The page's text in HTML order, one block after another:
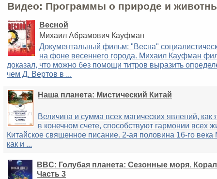
Видео: Программы о природе и
Весной
Михаил Абрамович Кауфман
Документальный фильм: "Весна"
на фоне весеннего города. Михаил Кауфман
доказал, что можно без помощи титров выразить
чем Д. Вертов в ...
Наша планета: Мистический Китай
Величина и сумма всех магических явлений, как
в конечном счете, способствуют гармонии всех
Китайское священное писание. 2-ая половина 16-го века
как и ...
BBC: Голубая планета: Сезонные моря.
Часть 3